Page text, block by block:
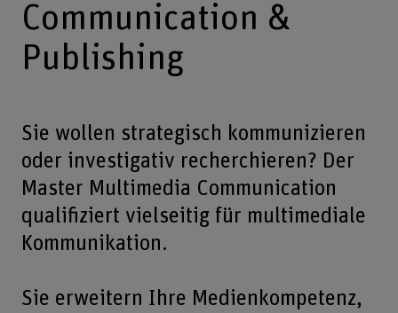
Communication &
Publishing
Sie wollen strategisch kommunizieren
oder investigativ recherchieren? Der
Master Multimedia Communication
qualifiziert vielseitig für multimediale
Kommunikation.
Sie erweitern Ihre Medienkompetenz,